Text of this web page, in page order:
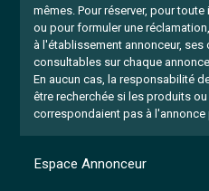
mêmes. Pour réserver, pour
ou pour formuler une
à l'établissement annonceur,
consultables sur chaque annonce.
En aucun cas, la responsabilité de
être recherchée si les produits
correspondaient pas à l'annonce
Espace Annonceur